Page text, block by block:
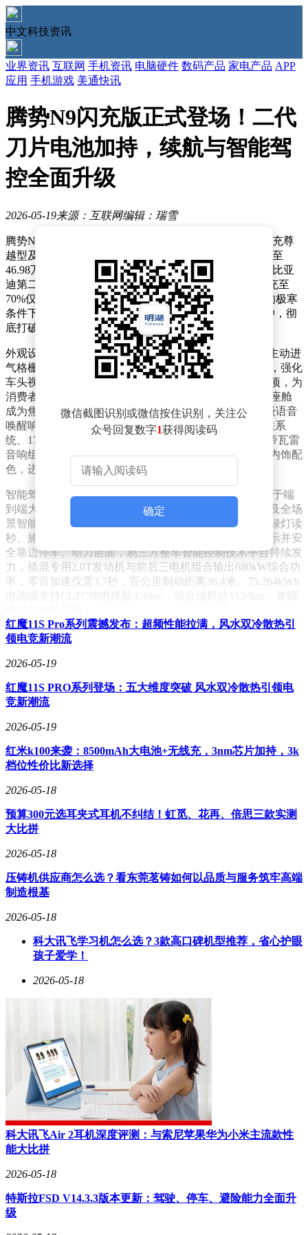
中文科技资讯
业界资讯 互联网 手机资讯 电脑硬件 数码产品 家电产品 APP
应用 手机游戏 美通快讯
腾势N9闪充版正式登场！二代
刀片电池加持，续航与智能驾
控全面升级
2026-05-19来源：互联网编辑：瑞雪
腾势N9闪充版近日正式登陆市场，推出闪充尊荣型、闪充尊
越型及闪充旗舰型三款配置，官方指导价区间为40.98万至
46.98万元。这款新车以超快补能技术为核心亮点，搭载比亚
迪第二代刀片电池与闪充系统，常温环境下电量从10%充至
70%仅需5分钟，充至97%仅需9分钟。即使在零下30℃的极寒
条件下，补能效率依然保持高效，仅比常温多耗时3分钟，彻
底打破低温充电瓶颈。
外观设计延续“顶天立地”的家族化语言，双星冕大灯与主动进
气格栅构成标志性前脸，下格栅通过镀铬饰条横向延伸，强化
车头视觉宽度。此次新增暗夜鎏金、夜阑银辉等车色选项，为
消费者提供更多个性化选择。内饰方面，新一代AI智能座舱
成为焦点，搭载DeepSeek满血版大模型，实现300毫秒级语音
唤醒响应，并支持10种方言识别。硬件配置上，9屏互联系
统、17.3英寸后排吸顶屏、50英寸AR-HUD及26扬声器帝瓦雷
音响组成豪华阵列，新增沉香褐、珊瑚红、琥珀棕三种内饰配
色，进一步升华腾势品牌的豪华基因。
智能驾驶领域，全系标配天神之眼5.0辅助驾驶系统，基于端
到端大模型与强化学习算法，实现城市领航、高速领航及全场
景智能泊车功能。系统可应对窄路通行、多把掉头、红绿灯读
秒、施工避障等复杂场景，高速爆胎时更可自动语音提示并安
全靠边停车。动力层面，易三方整车智能控制技术平台持续发
力，插混专用2.0T发动机与前后三电机组合输出680kW综合功
率，零百加速仅需3.7秒，百公里制动距离36.4米。75.264kWh
电池组支持CLTC纯电续航420km，综合续航达1520km，兼顾
底盘系统荣获2025中国十佳底盘及最佳智能奖双项认证，云
以六活塞固定卡钳，在舒适性与操控性之间实现精准调校。从
超快补能到智能座舱，从极致性能到越级底盘，腾势N9闪充
版以技术集群优势重新定义高端新能源市场标准，为消费者带
来全维度升级的出行体验。
微信截图识别或微信按住识别，关注公
众号回复数字1获得阅读码
确定
红魔11S Pro系列震撼发布：超频性能拉满，风水双冷散热引
领电竞新潮流
2026-05-19
红魔11S PRO系列登场：五大维度突破 风水双冷散热引领电
竞新潮流
2026-05-19
红米k100来袭：8500mAh大电池+无线充，3nm芯片加持，3k
档位性价比新选择
2026-05-18
预算300元选耳夹式耳机不纠结！虹觅、花再、倍思三款实测
大比拼
2026-05-18
压铸机供应商怎么选？看东莞茗铸如何以品质与服务筑牢高端
制造根基
2026-05-18
科大讯飞学习机怎么选？3款高口碑机型推荐，省心护眼
孩子爱学！
2026-05-18
科大讯飞Air 2耳机深度评测：与索尼苹果华为小米主流款性
能大比拼
2026-05-18
特斯拉FSD V14.3.3版本更新：驾驶、停车、避险能力全面升
级